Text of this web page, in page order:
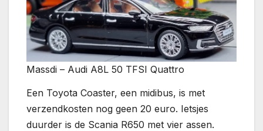
Massdi – Audi A8L 50 TFSI Quattro
Een Toyota Coaster, een midibus, is met
verzendkosten nog geen 20 euro. Ietsjes
duurder is de Scania R650 met vier assen.